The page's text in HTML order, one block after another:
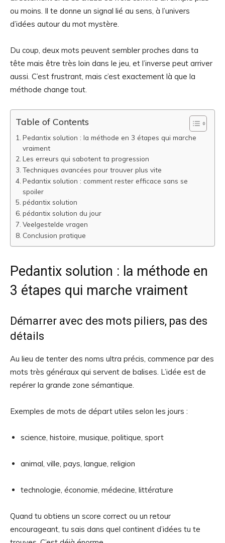
ou moins. Il te donne un signal lié au sens, à l’univers
d’idées autour du mot mystère.
Du coup, deux mots peuvent sembler proches dans ta
tête mais être très loin dans le jeu, et l’inverse peut arriver
aussi. C’est frustrant, mais c’est exactement là que la
méthode change tout.
Table of Contents
Pedantix solution : la méthode en 3 étapes qui marche
vraiment
Les erreurs qui sabotent ta progression
Techniques avancées pour trouver plus vite
Pedantix solution : comment rester efficace sans se
spoiler
pédantix solution
pédantix solution du jour
Veelgestelde vragen
Conclusion pratique
Pedantix solution : la méthode en
3 étapes qui marche vraiment
Démarrer avec des mots piliers, pas des
détails
Au lieu de tenter des noms ultra précis, commence par des
mots très généraux qui servent de balises. L’idée est de
repérer la grande zone sémantique.
Exemples de mots de départ utiles selon les jours :
science, histoire, musique, politique, sport
animal, ville, pays, langue, religion
technologie, économie, médecine, littérature
Quand tu obtiens un score correct ou un retour
encourageant, tu sais dans quel continent d’idées tu te